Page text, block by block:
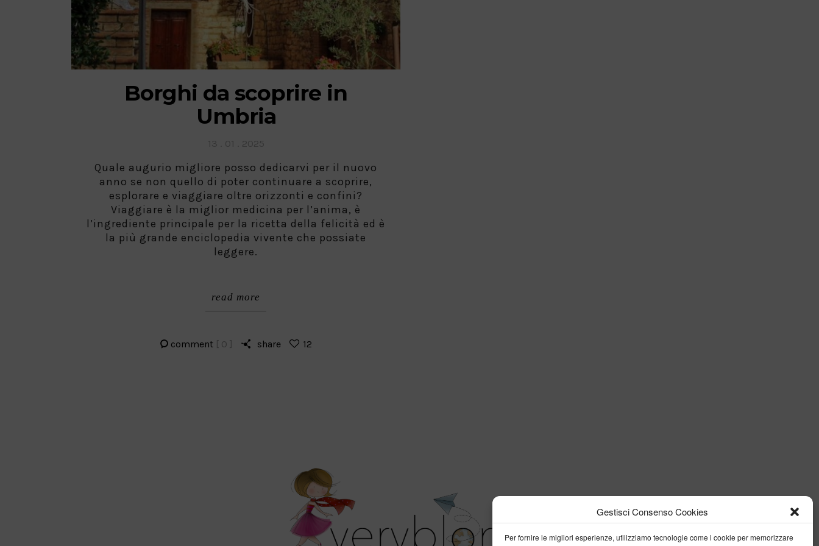
Gestisci Consenso Cookies
Per fornire le migliori esperienze, utilizziamo tecnologie come i cookie per memorizzare
Borghi da scoprire in
Umbria
Quale augurio migliore posso dedicarvi per il nuovo
anno se non quello di poter continuare a scoprire,
esplorare e viaggiare oltre orizzonti e confini?
Viaggiare è la miglior medicina per l’anima, è
l’ingrediente principale per la ricetta della felicità ed è
la più grande enciclopedia vivente che possiate
leggere.
read more
comment [ 0 ] share 12